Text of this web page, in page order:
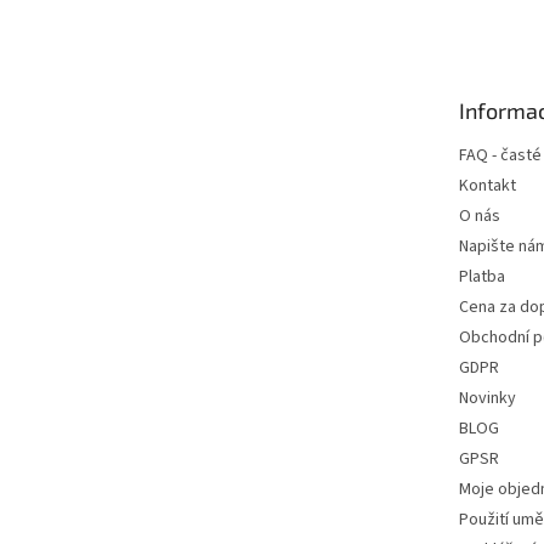
FAQ -
Kontakt
O nás
Napište
Platba
Cena za
Obchodní
GDPR
Novinky
BLOG
GPSR
Moje
Použití